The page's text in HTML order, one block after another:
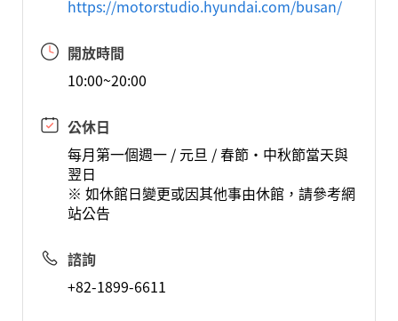
https://motorstudio.hyundai.com/busan/
開放時間
10:00~20:00
公休日
每月第一個週一 / 元旦 / 春節·中秋節當天與
翌日
※ 如休館日變更或因其他事由休館，請參考網
站公告
諮詢
+82-1899-6611